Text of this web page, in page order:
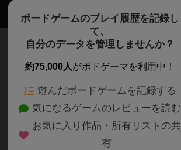
ボードゲームのプレイ履歴を記録し
て、
自分のデータを管理しませんか？
約75,000人がボドゲーマを利用中！
遊んだボードゲームを記録する
気になるゲームのレビューを読む
お気に入り作品・所有リストの共
有
ボドゲーマTOP
ボードゲームを検索する
ボードゲームの新着レビュー
ボードゲーム会情報
メカニクス特集